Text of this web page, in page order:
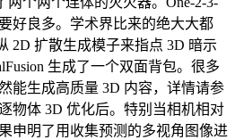
好良多。学术界比来的绝大大都
2D 扩散生成模子来指点 3D 暗示
生成了一个双面背包。很多
能生成高质量 3D 内容，详情请参
物体 3D 优化后。特别当相机相对
申明了用收集预测的多视角图像进